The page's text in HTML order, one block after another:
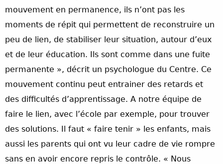
mouvement en permanence, ils n’ont pas les
moments de répit qui permettent de reconstruire un
peu de lien, de stabiliser leur situation, autour d’eux
et de leur éducation. Ils sont comme dans une fuite
permanente », décrit un psychologue du Centre. Ce
mouvement continu peut entrainer des retards et
des difficultés d’apprentissage. A notre équipe de
faire le lien, avec l’école par exemple, pour trouver
des solutions. Il faut « faire tenir » les enfants, mais
aussi les parents qui ont vu leur cadre de vie rompre
sans en avoir encore repris le contrôle. « Nous